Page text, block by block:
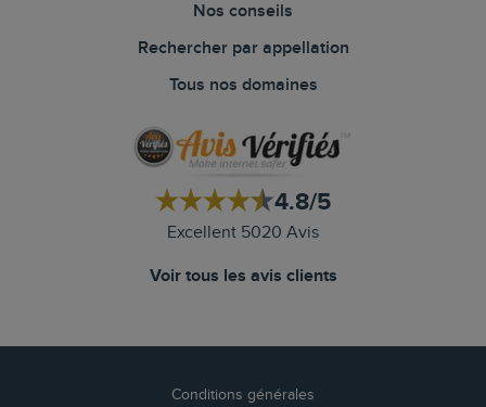
Nos conseils
Rechercher par appellation
Tous nos domaines
4.8/5
Excellent 5020 Avis
Voir tous les avis clients
Conditions générales